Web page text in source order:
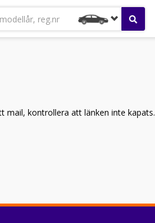
reg.nr
mail, kontrollera att länken inte kapats.